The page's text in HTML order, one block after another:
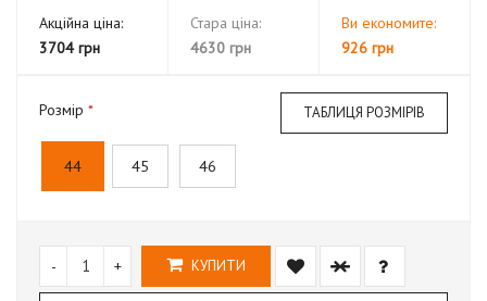
Акційна ціна:
3704 грн
Стара ціна:
4630 грн
Ви економите:
926 грн
Розмір ТАБЛИЦЯ РОЗМІРІВ
44 45 46
- + КУПИТИ